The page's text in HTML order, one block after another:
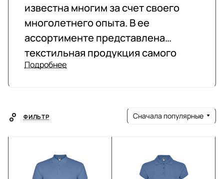
известна многим за счет своего
многолетнего опыта. В ее
ассортименте представлена
текстильная продукция самого
высокого качества. Футболки с
в повседневной жизни, для занятия
спортом или даже как
бренд ROLY используется не
просто приятную к телу ткань, но
Подробнее
ФИЛЬТР Сначала популярные